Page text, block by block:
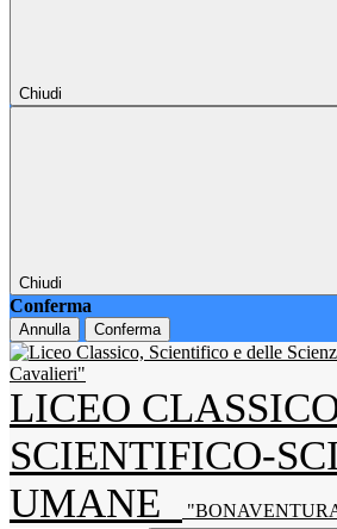
Chiudi
Chiudi
Conferma
Annulla Conferma
LICEO
SCIENTIFICO-
UMANE